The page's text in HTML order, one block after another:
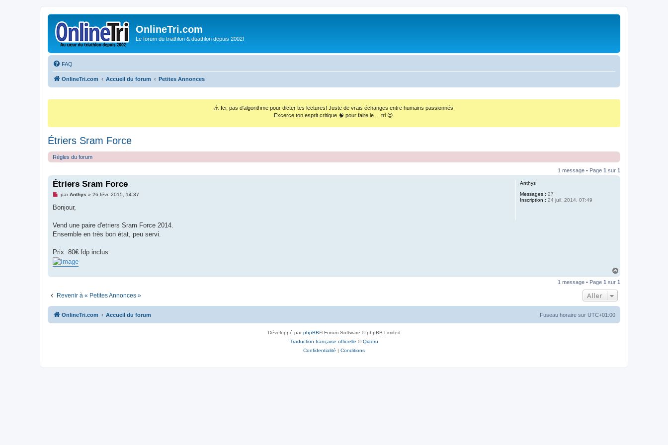
OnlineTri.com
Le forum du triathlon & duathlon depuis 2002!
FAQ
OnlineTri.com Accueil du forum Petites Annonces
⚠️ Ici, pas d'algorithme pour dicter tes lectures! Juste de vrais échanges entre humains passionnés.
Excerce ton esprit critique 🧠 pour faire le ... tri 😉.
Étriers Sram Force
Règles du forum
1 message • Page 1 sur 1
Anthys
Messages : 27
Inscription : 24 juil. 2014, 07:49
Étriers Sram Force
M
s
g
n
l
u
parAnthys » 26 févr. 2015, 14:37
Bonjour,
Vend une paire d'etriers Sram Force 2014.
Ensemble en très bon état, peu servi.
Prix: 80€ fdp inclus
u
1 message • Page 1 sur 1
Revenir à « Petites Annonces » Aller
OnlineTri.com Accueil du forum Fuseau horaire sur UTC+01:00
Développé parphpBB® Forum Software © phpBB Limited
Traduction française officielle ©Qiaeru
Confidentialité | Conditions